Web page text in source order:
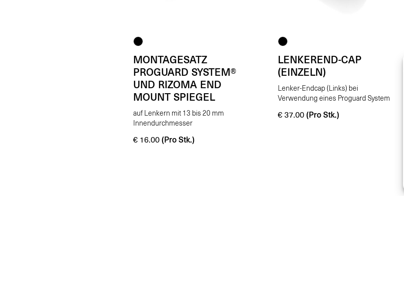
MONTAGESATZ
PROGUARD SYSTEM®
UND RIZOMA END
MOUNT SPIEGEL
auf Lenkern mit 13 bis 20 mm
Innendurchmesser
€ 16.00 (Pro Stk.)
LENKEREND-CAP
(EINZELN)
Lenker-Endcap (Links) bei
Verwendung eines Proguard System
€ 37.00 (Pro Stk.)